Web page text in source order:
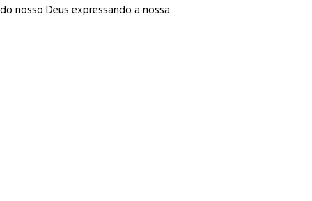
nosso Deus expressando a nossa